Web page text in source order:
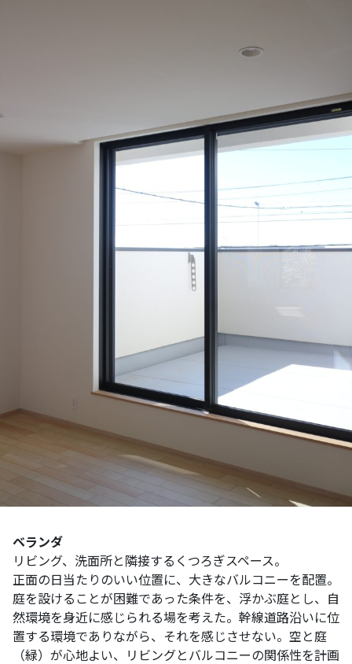
ベランダ
リビング、洗面所と隣接するくつろぎスペース。
正面の日当たりのいい位置に、大きなバルコニーを配置。
庭を設けることが困難であった条件を、浮かぶ庭とし、自
然環境を身近に感じられる場を考えた。幹線道路沿いに位
置する環境でありながら、それを感じさせない。空と庭
（緑）が心地よい、リビングとバルコニーの関係性を計画